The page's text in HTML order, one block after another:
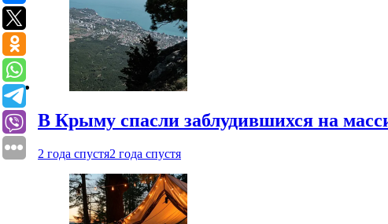
В Крыму спасли заблудившихся на
2 года спустя2 года спустя